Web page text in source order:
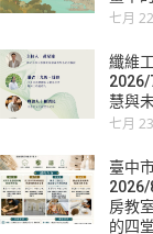
七月
纖維
2026/
慧與
七月
臺中
房教
的四